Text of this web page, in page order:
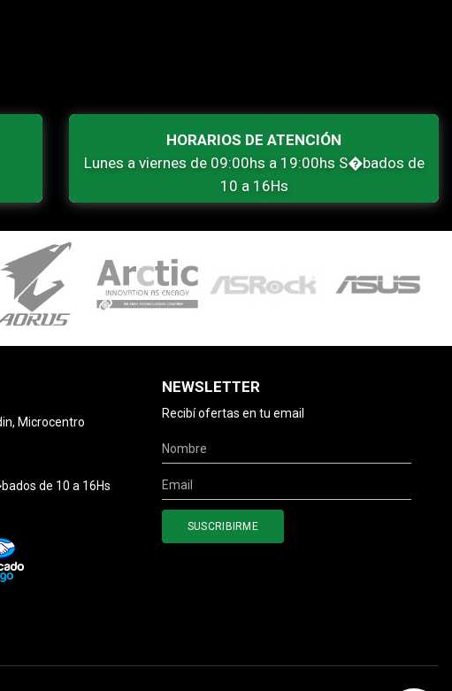
HORARIOS DE ATENCIÓN
Lunes a viernes de 09:00hs a 19:00hs S�bados de
10 a 16Hs
Microcentro
de 10 a 16Hs
NEWSLETTER
Recibí ofertas en tu email